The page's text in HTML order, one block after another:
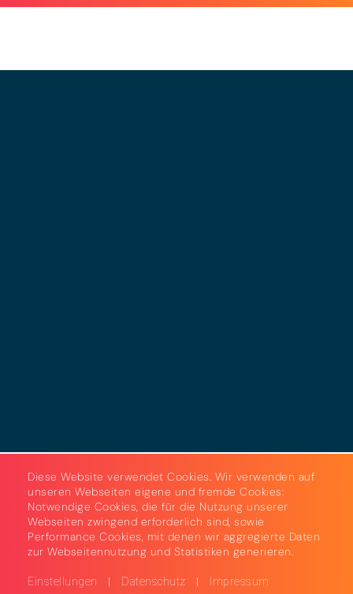
Diese Website verwendet Cookies. Wir verwenden auf
unseren Webseiten eigene und fremde Cookies:
Notwendige Cookies, die für die Nutzung unserer
Webseiten zwingend erforderlich sind, sowie
Performance Cookies, mit denen wir aggregierte Daten
zur Webseitennutzung und Statistiken generieren.
Einstellungen | Datenschutz | Impressum